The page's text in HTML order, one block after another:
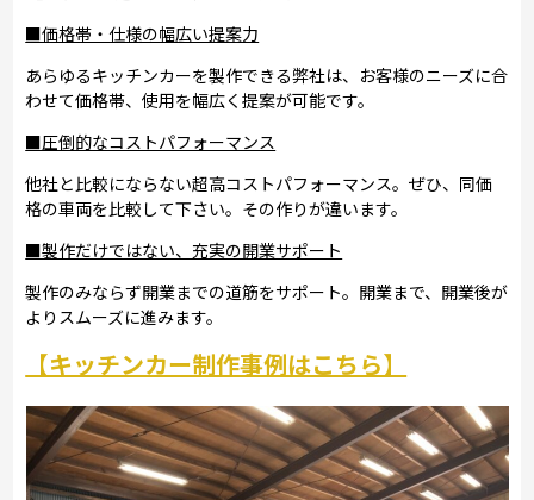
■価格帯・仕様の幅広い提案力
あらゆるキッチンカーを製作できる弊社は、お客様のニーズに合
わせて価格帯、使用を幅広く提案が可能です。
■圧倒的なコストパフォーマンス
他社と比較にならない超高コストパフォーマンス。ぜひ、同価
格の車両を比較して下さい。その作りが違います。
■製作だけではない、充実の開業サポート
製作のみならず開業までの道筋をサポート。開業まで、開業後が
よりスムーズに進みます。
【キッチンカー制作事例はこちら】